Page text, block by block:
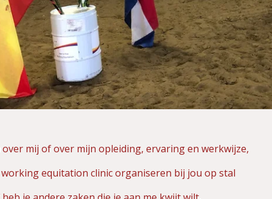
mij of over mijn opleiding, ervaring en werkwijze,
equitation clinic organiseren bij jou op stal